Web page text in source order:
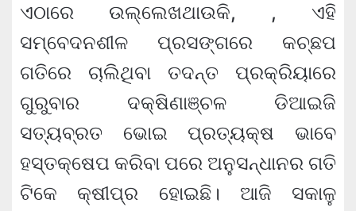
ଏଠାରେ ଉଲ୍ଲେଖଥାଉକି, , ଏହି
ସମ୍ବେଦନଶୀଳ ପ୍ରସଙ୍ଗରେ କଚ୍ଛପ
ଗତିରେ ଚାଲିଥିବା ତଦନ୍ତ ପ୍ରକ୍ରିୟାରେ
ଗୁରୁବାର ଦକ୍ଷିଣାଞ୍ଚଳ ଡିଆଇଜି
ସତ୍ୟବ୍ରତ ଭୋଇ ପ୍ରତ୍ୟକ୍ଷ ଭାବେ
ହସ୍ତକ୍ଷେପ କରିବା ପରେ ଅନୁସନ୍ଧାନର ଗତି
ଟିକେ କ୍ଷୀପ୍ର ହୋଇଛି। ଆଜି ସକାଳୁ